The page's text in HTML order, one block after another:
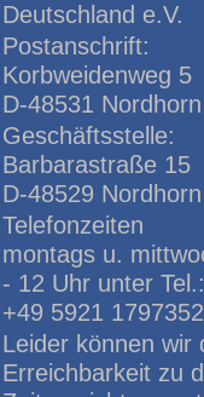
Deutschland e.V.
Postanschrift:
Korbweidenweg 5
D-48531 Nordhorn
Geschäftsstelle:
Barbarastraße 15
D-48529 Nordhorn
Telefonzeiten
montags u.
- 12 Uhr unter Tel.:
+49 5921 1797352
Leider können wir
Erreichbarkeit zu